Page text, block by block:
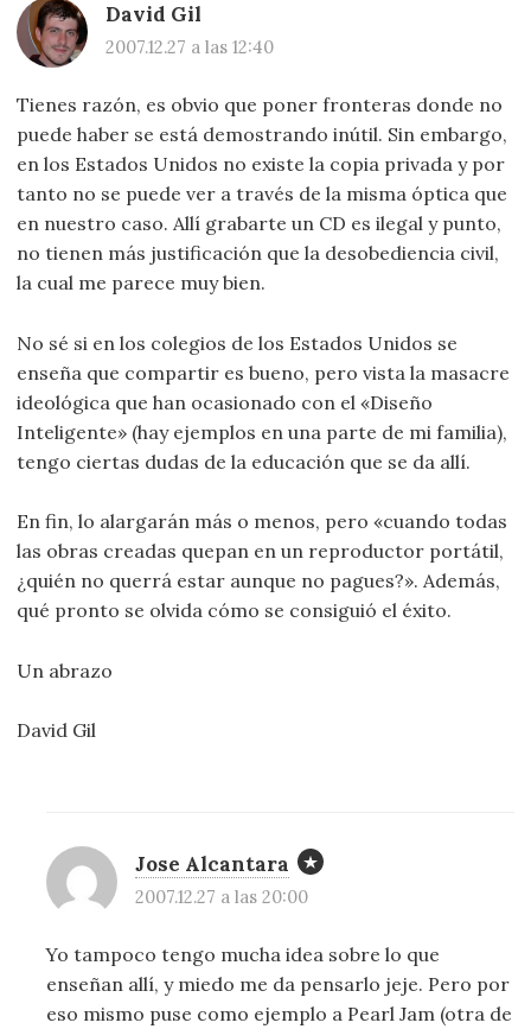
David Gil
2007.12.27 a las 12:40
Tienes razón, es obvio que poner fronteras donde no
puede haber se está demostrando inútil. Sin embargo,
en los Estados Unidos no existe la copia privada y por
tanto no se puede ver a través de la misma óptica que
en nuestro caso. Allí grabarte un CD es ilegal y punto,
no tienen más justificación que la desobediencia civil,
la cual me parece muy bien.
No sé si en los colegios de los Estados Unidos se
enseña que compartir es bueno, pero vista la masacre
ideológica que han ocasionado con el «Diseño
Inteligente» (hay ejemplos en una parte de mi familia),
tengo ciertas dudas de la educación que se da allí.
En fin, lo alargarán más o menos, pero «cuando todas
las obras creadas quepan en un reproductor portátil,
¿quién no querrá estar aunque no pagues?». Además,
qué pronto se olvida cómo se consiguió el éxito.
Un abrazo
David Gil
Jose Alcantara
2007.12.27 a las 20:00
Yo tampoco tengo mucha idea sobre lo que
enseñan allí, y miedo me da pensarlo jeje. Pero por
eso mismo puse como ejemplo a Pearl Jam (otra de